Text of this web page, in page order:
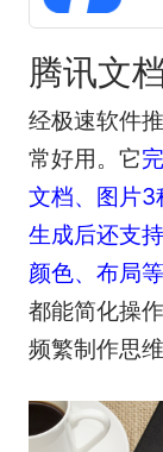
腾讯文
经极速软件
常好用。它
文档、图片3
生成后还支
颜色、布局等
都能简化操
频繁制作思